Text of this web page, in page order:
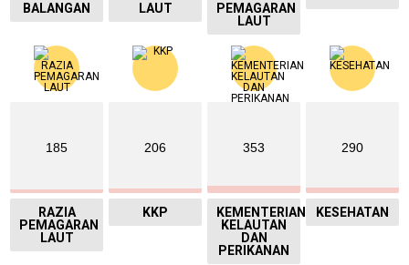
BALANGAN
LAUT
PEMAGARAN
LAUT
185
RAZIA
PEMAGARAN
LAUT
206
KKP
353
KEMENTERIAN
KELAUTAN
DAN
PERIKANAN
290
KESEHATAN